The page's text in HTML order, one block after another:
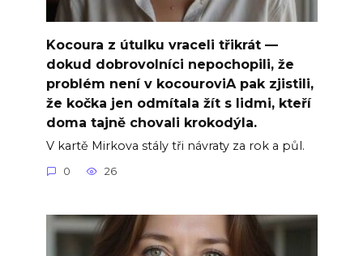
Kocoura z útulku vraceli třikrát —
dokud dobrovolníci nepochopili, že
problém není v kocouroviA pak zjistili,
že kočka jen odmítala žít s lidmi, kteří
doma tajně chovali krokodýla.
V kartě Mirkova stály tři návraty za rok a půl.
0 26